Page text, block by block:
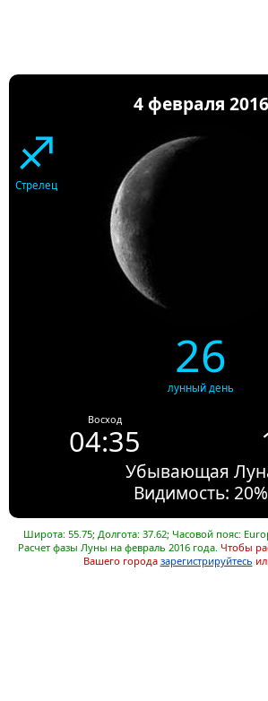
4 февраля 2016
♐
Стрелец
26
лунный день
Восход
04:35
Убывающая
Видимость: 20%
Широта: 55.75; Долгота: 37.62; Часовой пояс:
Расчет фазы Луны на февраль 2016 года. Чтобы
Вашего города зарегистрируйтесь